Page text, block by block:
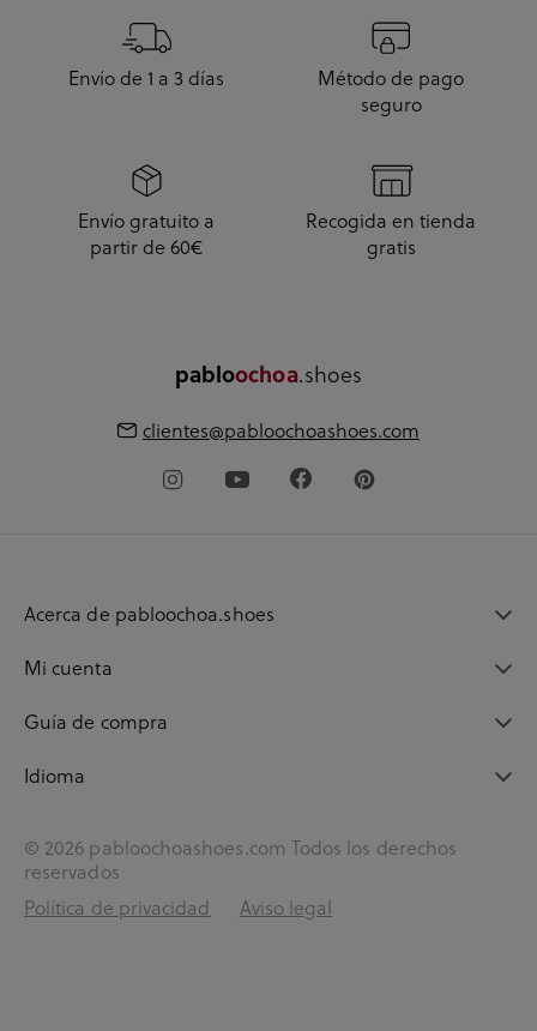
Envío de 1 a 3 días
Método de pago
seguro
Envío gratuito a
partir de 60€
Recogida en tienda
gratis
pabloochoa.shoes
clientes@pabloochoashoes.com
Acerca de pabloochoa.shoes
Mi cuenta
Guía de compra
Idioma
© 2026 pabloochoashoes.com Todos los derechos
reservados
Política de privacidad
Aviso legal